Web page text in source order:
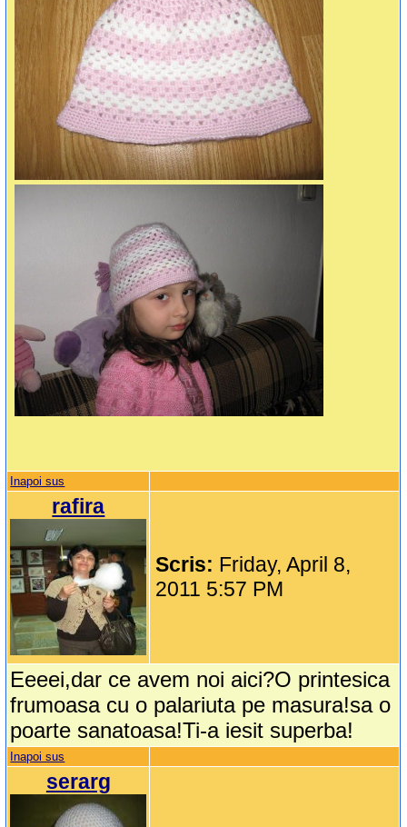
Inapoi sus
rafira
Scris: Friday, April 8,
2011 5:57 PM
Eeeei,dar ce avem noi aici?O printesica
frumoasa cu o palariuta pe masura!sa o
poarte sanatoasa!Ti-a iesit superba!
Inapoi sus
serarg